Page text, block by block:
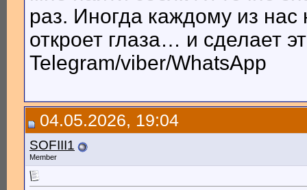
раз. Иногда каждому из нас
откроет глаза… и сделает
Telegram/viber/WhatsApp
04.05.2026, 19:04
SOFIII1
Member